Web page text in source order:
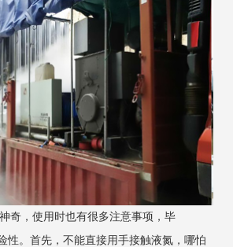
，使用时也有很多注意事项，毕
性。首先，不能直接用手接触液氮，哪怕